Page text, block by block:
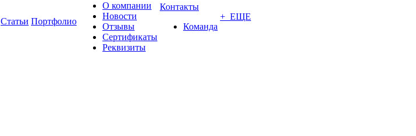
Статьи Портфолио
О компании
Новости
Отзывы
Сертификаты
Реквизиты
Контакты
Команда
+ ЕЩЕ